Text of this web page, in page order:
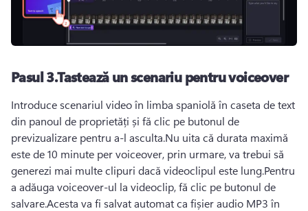
Pasul 3.Tastează un scenariu pentru voiceover
Introduce scenariul video în limba spaniolă în caseta de text
din panoul de proprietăți și fă clic pe butonul de
previzualizare pentru a-l asculta.Nu uita că durata maximă
este de 10 minute per voiceover, prin urmare, va trebui să
generezi mai multe clipuri dacă videoclipul este lung.Pentru
a adăuga voiceover-ul la videoclip, fă clic pe butonul de
salvare.Acesta va fi salvat automat ca fișier audio MP3 în